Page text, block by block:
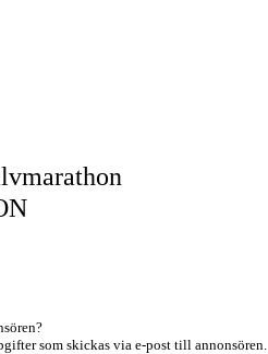
som skickas via e-post till annonsören.